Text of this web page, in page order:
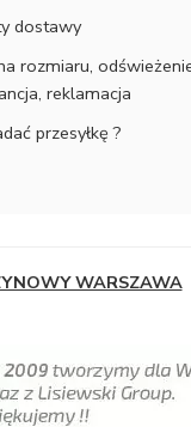
dostawy
rozmiaru,
reklamacja
przesyłkę ?
WARSZAWA